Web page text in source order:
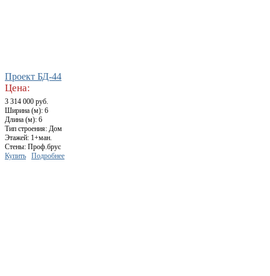
Проект БД-44
Цена:
3 314 000 руб.
Ширина (м): 6
Длина (м): 6
Тип строения: Дом
Этажей: 1+ман.
Стены: Проф.брус
Купить
Подробнее